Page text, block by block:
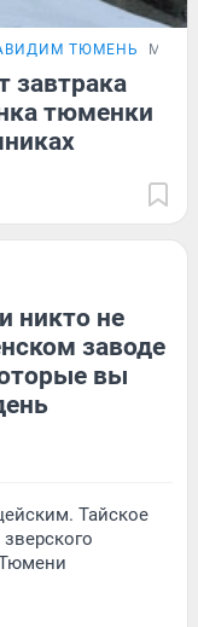
ТЮМЕНЬ
завтрака
тюменки
никто не
заводе
вы
Тайское